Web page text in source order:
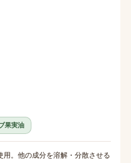
果実油
。他の成分を溶解・分散させる